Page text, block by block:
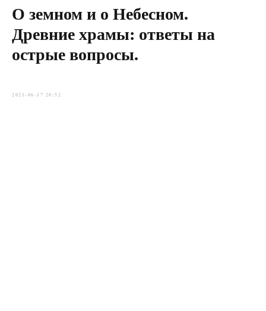
О земном и о Небесном.
Древние храмы: ответы на
острые вопросы.
2021-06-17 20:52